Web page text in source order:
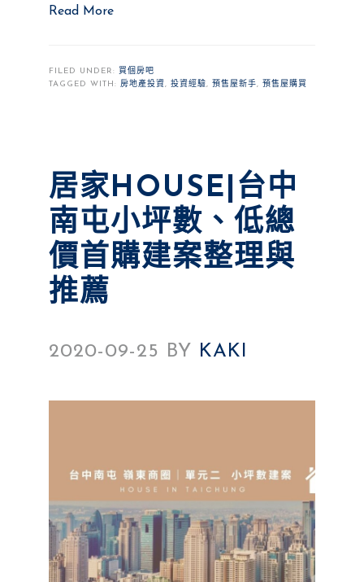
Read More
FILED UNDER: 買個房吧
TAGGED WITH: 房地產投資, 投資經驗, 預售屋新手, 預售屋購買
居家HOUSE|台中
南屯小坪數、低總
價首購建案整理與
推薦
2020-09-25 BY KAKI